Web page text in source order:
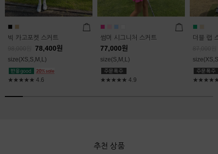
빅 카고포켓 스커트
78,400원
size(XS,S,M,L)
★★★★★ 4.6
썸머 시그니처 스커트
77,000원
size(S,M,L)
★★★★★ 4.9
더블 랩
추천 상품